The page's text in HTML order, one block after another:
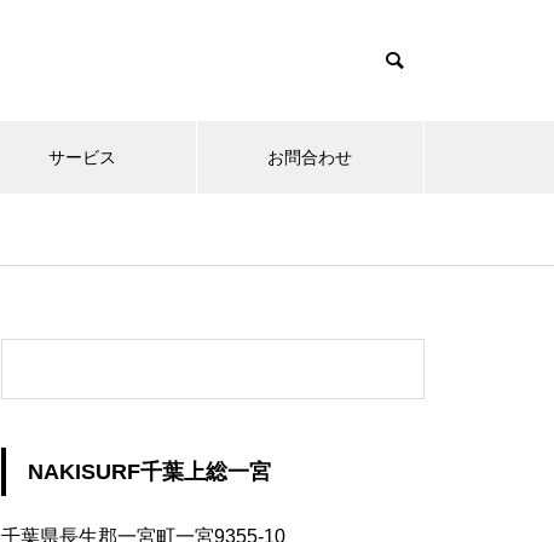
サービス お問合わせ
NAKISURF千葉上総一宮
千葉県長生郡一宮町一宮9355-10